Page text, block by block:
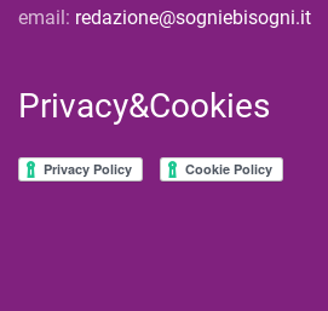
email: redazione@sogniebisogni.it
Privacy&Cookies